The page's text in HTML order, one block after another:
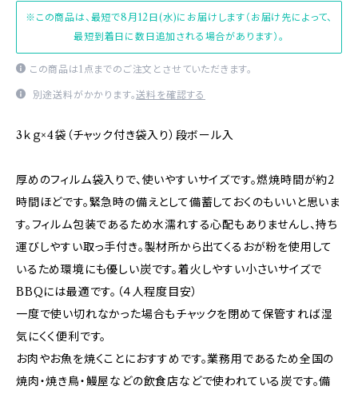
※この商品は、最短で8月12日(水)にお届けします（お届け先によって、
最短到着日に数日追加される場合があります）。
この商品は1点までのご注文とさせていただきます。
別途送料がかかります。送料を確認する
3ｋｇ×4袋（チャック付き袋入り）段ボール入
厚めのフィルム袋入りで、使いやすいサイズです。燃焼時間が約2
時間ほどです。緊急時の備えとして備蓄しておくのもいいと思いま
す。フィルム包装であるため水濡れする心配もありませんし、持ち
運びしやすい取っ手付き。製材所から出てくるおが粉を使用して
いるため環境にも優しい炭です。着火しやすい小さいサイズで
BBQには最適です。（４人程度目安）
一度で使い切れなかった場合もチャックを閉めて保管すれば湿
気にくく便利です。
お肉やお魚を焼くことにおすすめです。業務用であるため全国の
焼肉・焼き鳥・鰻屋などの飲食店などで使われている炭です。備